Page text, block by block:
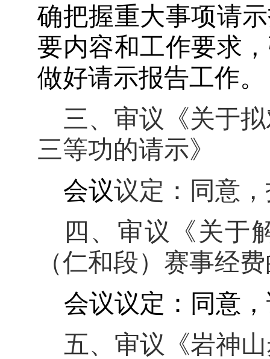
确把握重大事项请
要内容和工作要求
做好请示报告工作。
三、审议《关于
三等功的请示》
会议议定：同意
四、审议《关于
（仁和段）赛事经
会议议定：同意
五、审议《岩神